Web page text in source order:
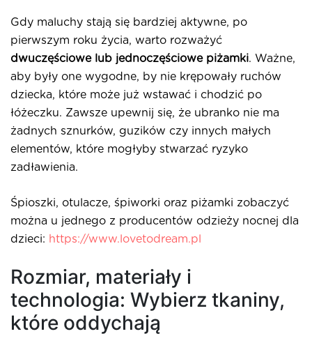
Gdy maluchy stają się bardziej aktywne, po
pierwszym roku życia, warto rozważyć
dwuczęściowe lub jednoczęściowe piżamki. Ważne,
aby były one wygodne, by nie krępowały ruchów
dziecka, które może już wstawać i chodzić po
łóżeczku. Zawsze upewnij się, że ubranko nie ma
żadnych sznurków, guzików czy innych małych
elementów, które mogłyby stwarzać ryzyko
zadławienia.
Śpioszki, otulacze, śpiworki oraz piżamki zobaczyć
można u jednego z producentów odzieży nocnej dla
dzieci: https://www.lovetodream.pl
Rozmiar, materiały i
technologia: Wybierz tkaniny,
które oddychają